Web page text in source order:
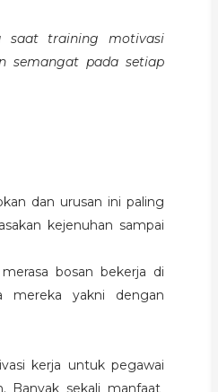
saat training motivasi
semangat pada setiap
dan urusan ini paling
kejenuhan sampai
bosan bekerja di
mereka yakni dengan
kerja untuk pegawai
Banyak sekali manfaat